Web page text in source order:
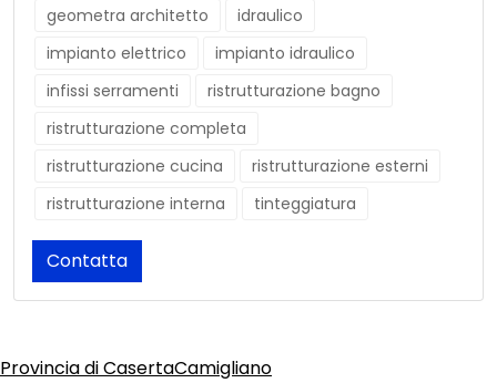
geometra architetto
idraulico
impianto elettrico
impianto idraulico
infissi serramenti
ristrutturazione bagno
ristrutturazione completa
ristrutturazione cucina
ristrutturazione esterni
ristrutturazione interna
tinteggiatura
Contatta
Provincia di CasertaCamigliano